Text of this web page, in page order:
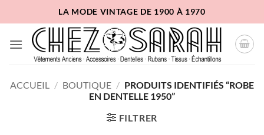
au
contenu
LA MODE VINTAGE DE 1900 À 1970
ACCUEIL / BOUTIQUE / PRODUITS IDENTIFIÉS “ROBE
EN DENTELLE 1950”
FILTRER